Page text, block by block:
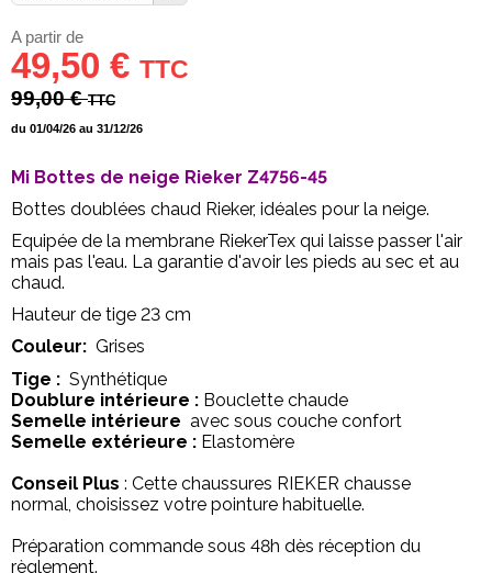
A partir de
49,50 € TTC
99,00 €TTC
du 01/04/26 au 31/12/26
Mi Bottes de neige Rieker Z4756-45
Bottes doublées chaud Rieker, idéales pour la neige.
Equipée de la membrane RiekerTex qui laisse passer l'air
mais pas l'eau. La garantie d'avoir les pieds au sec et au
chaud.
Hauteur de tige 23 cm
Couleur: Grises
Tige : Synthétique
Doublure intérieure : Bouclette chaude
Semelle intérieure avec sous couche confort
Semelle extérieure : Elastomère
Conseil Plus : Cette chaussures RIEKER chausse
normal, choisissez votre pointure habituelle.
Préparation commande sous 48h dès réception du
règlement.